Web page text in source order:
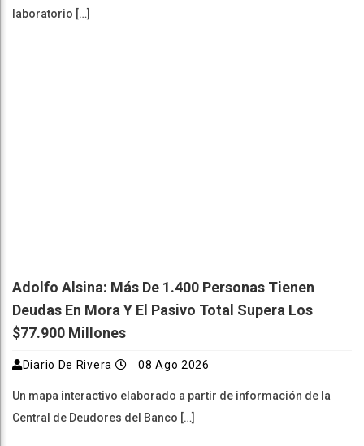
laboratorio […]
Adolfo Alsina: Más De 1.400 Personas Tienen
Deudas En Mora Y El Pasivo Total Supera Los
$77.900 Millones
Diario De Rivera 08 Ago 2026
Un mapa interactivo elaborado a partir de información de la
Central de Deudores del Banco […]